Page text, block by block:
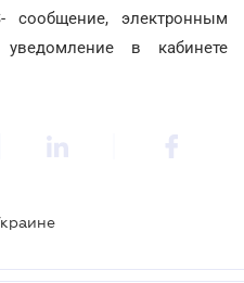
сообщение, электронным
в кабинете